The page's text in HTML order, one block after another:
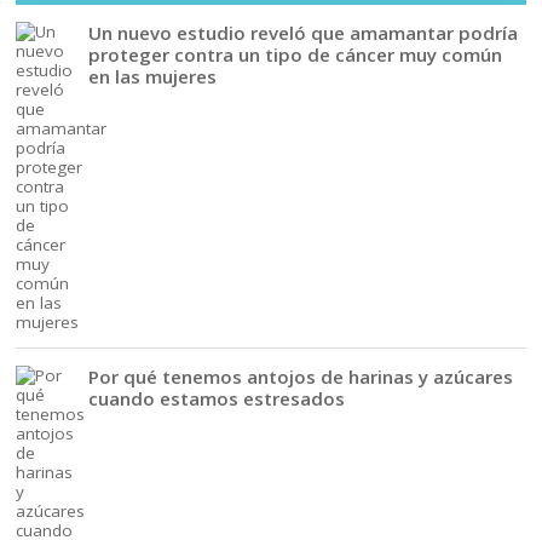
Un nuevo estudio reveló que amamantar podría
proteger contra un tipo de cáncer muy común
en las mujeres
Por qué tenemos antojos de harinas y azúcares
cuando estamos estresados